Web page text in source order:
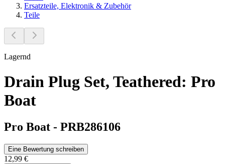
Ersatzteile, Elektronik & Zubehör
Teile
Lagernd
Drain Plug Set, Teathered: Pro
Boat
Pro Boat - PRB286106
Eine Bewertung schreiben
12,99 €